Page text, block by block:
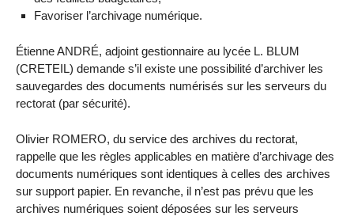
Favoriser l’archivage numérique.
Étienne ANDRÉ, adjoint gestionnaire au lycée L. BLUM
(CRETEIL) demande s’il existe une possibilité d’archiver les
sauvegardes des documents numérisés sur les serveurs du
rectorat (par sécurité).
Olivier ROMERO, du service des archives du rectorat,
rappelle que les règles applicables en matière d’archivage des
documents numériques sont identiques à celles des archives
sur support papier. En revanche, il n’est pas prévu que les
archives numériques soient déposées sur les serveurs